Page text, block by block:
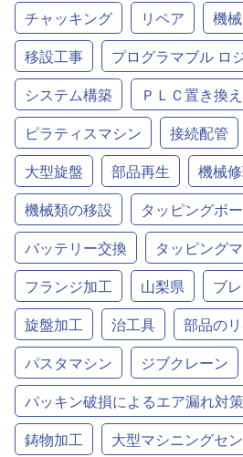
チャッキング リペア
機
移設工事
プログラマブル ロ
システム構築
ＰＬＣ置き換え
ピラティスマシン
接続配管
大型旋盤
部品再生
機械
機械類の移設
タッピングボ
バッテリー交換
タッピング
フランジ加工
山梨県
ブ
旋盤加工
治工具 部品の
パスタマシン
ジブクレーン
パッキン破損によるエア漏れ対策
鋳物加工
大型マシニングセ